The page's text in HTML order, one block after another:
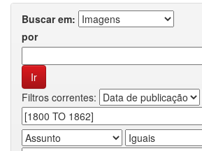
Buscar em:
por
Filtros correntes: